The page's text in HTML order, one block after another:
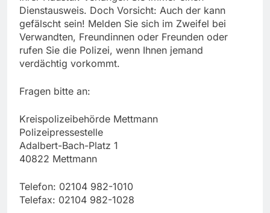
Dienstausweis. Doch Vorsicht: Auch der kann
gefälscht sein! Melden Sie sich im Zweifel bei
Verwandten, Freundinnen oder Freunden oder
rufen Sie die Polizei, wenn Ihnen jemand
verdächtig vorkommt.
Fragen bitte an:
Kreispolizeibehörde Mettmann
Polizeipressestelle
Adalbert-Bach-Platz 1
40822 Mettmann
Telefon: 02104 982-1010
Telefax: 02104 982-1028